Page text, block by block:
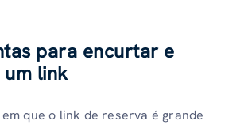
para encurtar e
link
que o link de reserva é grande